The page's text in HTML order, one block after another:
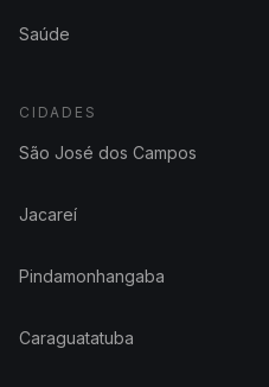
Saúde
CIDADES
São José dos Campos
Jacareí
Pindamonhangaba
Caraguatatuba